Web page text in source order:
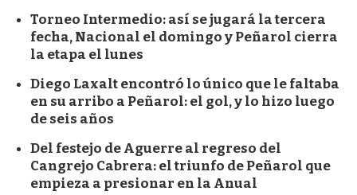
Torneo Intermedio: así se jugará la tercera
fecha, Nacional el domingo y Peñarol cierra
la etapa el lunes
Diego Laxalt encontró lo único que le faltaba
en su arribo a Peñarol: el gol, y lo hizo luego
de seis años
Del festejo de Aguerre al regreso del
Cangrejo Cabrera: el triunfo de Peñarol que
empieza a presionar en la Anual